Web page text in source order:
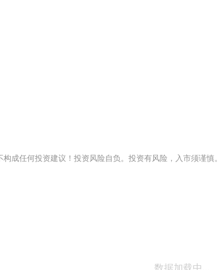
成任何投资建议！投资风险自负。投资有风险，入市须谨慎。